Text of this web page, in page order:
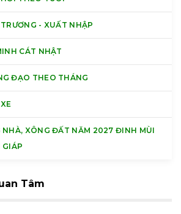
- XUẤT NHẬP
CÁT NHẬT
ĐẠO THEO THÁNG
XÔNG ĐẤT NĂM 2027 ĐINH MÙI
GIÁP
Tâm